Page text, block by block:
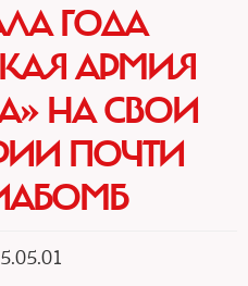
ГОДА
АРМИЯ
НА СВОИ
ПОЧТИ